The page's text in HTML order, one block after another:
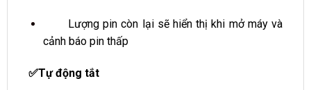
Lượng pin còn lại sẽ hiển thị khi mở máy và
cảnh báo pin thấp
✅Tự động tắt